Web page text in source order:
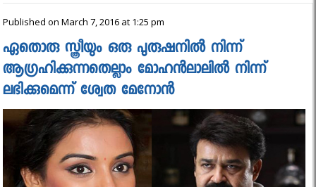
Published on March 7, 2016 at 1:25 pm
ഏതൊരു സ്ത്രീയും ഒരു പുരുഷനില്‍ നിന്ന്
ആഗ്രഹിക്കുന്നതെല്ലാം മോഹന്‍ലാലില്‍ നിന്ന്
ലഭിക്കുമെന്ന് ശ്വേത മേനോൻ